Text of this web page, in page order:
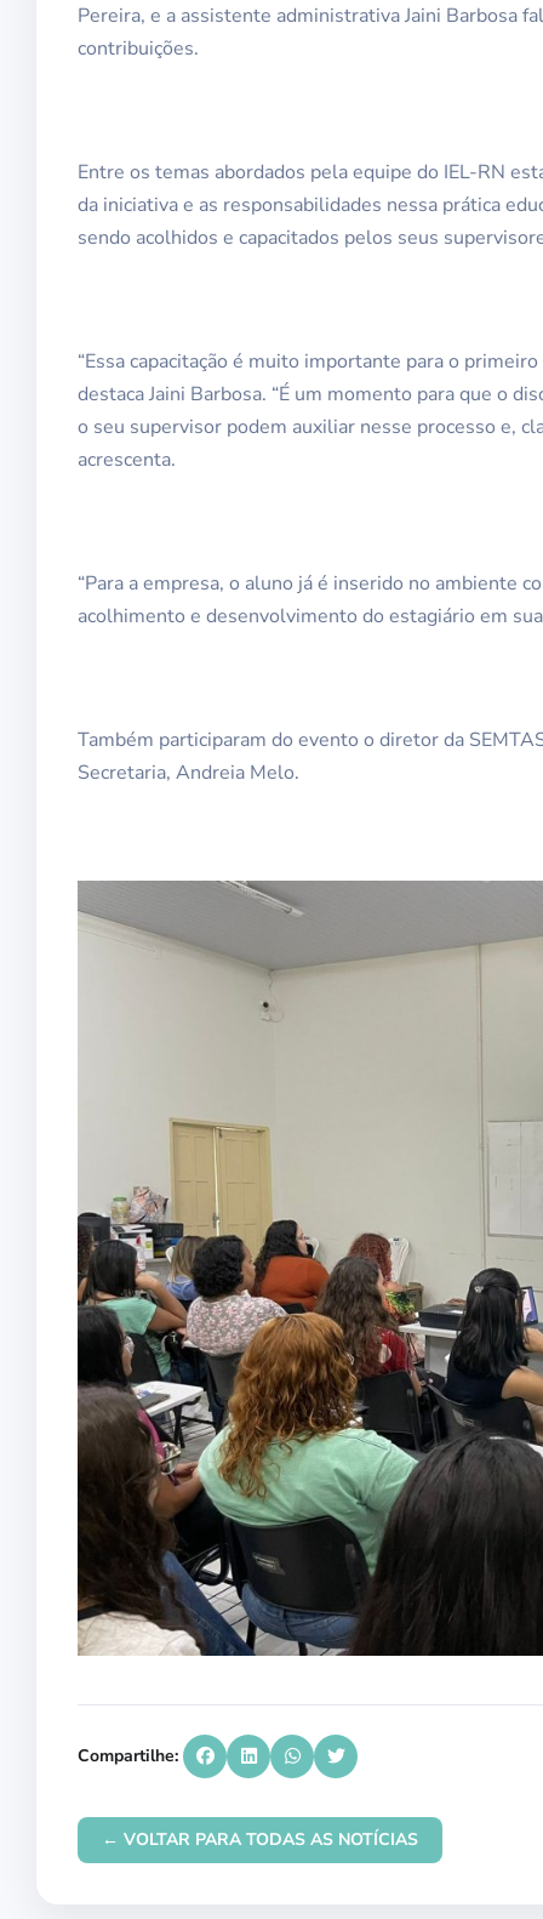
Pereira, e a assistente administrativa Jaini Barbosa
contribuições.
Entre os temas abordados pela equipe do IEL-RN
da iniciativa e as responsabilidades nessa prática
sendo acolhidos e capacitados pelos seus
“Essa capacitação é muito importante para o
destaca Jaini Barbosa. “É um momento para que o
o seu supervisor podem auxiliar nesse processo e,
acrescenta.
“Para a empresa, o aluno já é inserido no ambiente
acolhimento e desenvolvimento do estagiário em
Também participaram do evento o diretor da
Secretaria, Andreia Melo.
Compartilhe:
← VOLTAR PARA TODAS AS NOTÍCIAS